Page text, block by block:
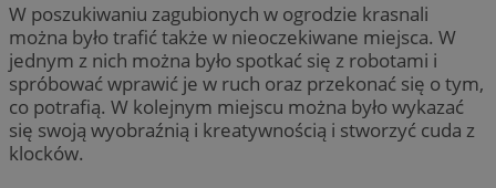
W poszukiwaniu zagubionych w ogrodzie krasnali
można było trafić także w nieoczekiwane miejsca. W
jednym z nich można było spotkać się z robotami i
spróbować wprawić je w ruch oraz przekonać się o tym,
co potrafią. W kolejnym miejscu można było wykazać
się swoją wyobraźnią i kreatywnością i stworzyć cuda z
klocków.